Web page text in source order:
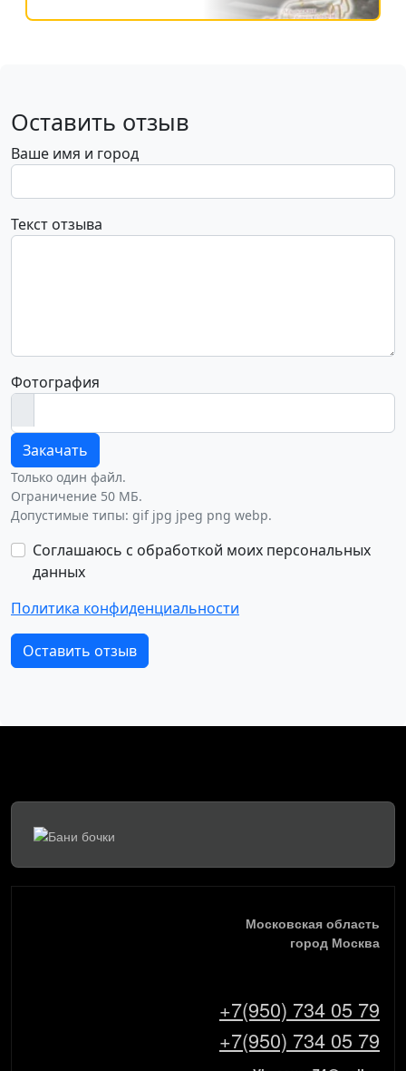
Оставить отзыв
Ваше имя и город
Текст отзыва
Фотография
Закачать
Только один файл.
Ограничение 50 МБ.
Допустимые типы: gif jpg jpeg png webp.
Соглашаюсь с обработкой моих персональных
данных
Политика конфиденциальности
Оставить отзыв
Московская область
город Москва
+7(950) 734 05 79
+7(950) 734 05 79